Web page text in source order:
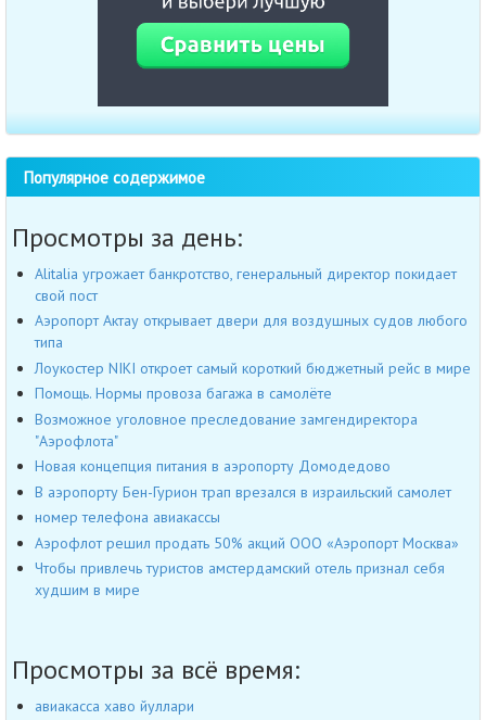
Популярное содержимое
Просмотры за день:
Alitalia угрожает банкротство, генеральный директор покидает
свой пост
Аэропорт Актау открывает двери для воздушных судов любого
типа
Лоукостер NIKI откроет самый короткий бюджетный рейс в мире
Помощь. Нормы провоза багажа в самолёте
Возможное уголовное преследование замгендиректора
"Аэрофлота"
Новая концепция питания в аэропорту Домодедово
В аэропорту Бен-Гурион трап врезался в израильский самолет
номер телефона авиакассы
Аэрофлот решил продать 50% акций ООО «Аэропорт Москва»
Чтобы привлечь туристов амстердамский отель признал себя
худшим в мире
Просмотры за всё время:
авиакасса хаво йуллари